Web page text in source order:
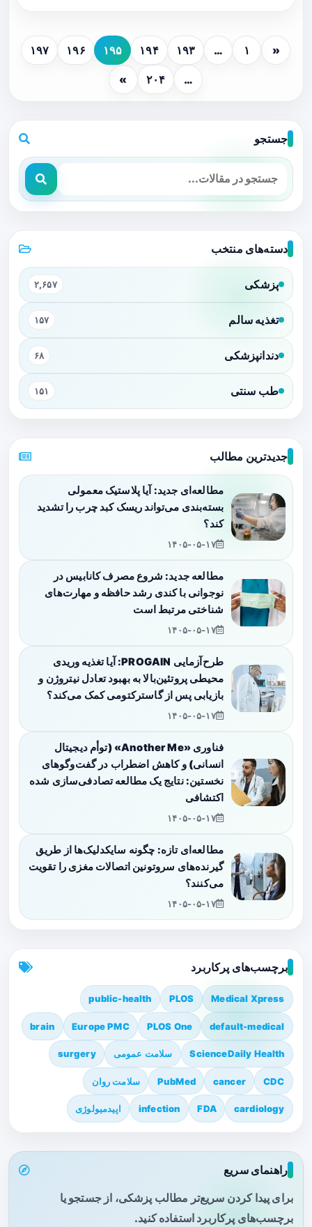
« ۱ … ۱۹۳ ۱۹۴ ۱۹۵ ۱۹۶ ۱۹۷
… ۲۰۴ »
جستجو
دسته‌های منتخب
پزشکی ۲,۶۵۷
تغذیه سالم ۱۵۷
دندانپزشکی ۶۸
طب سنتی ۱۵۱
جدیدترین مطالب
مطالعه‌ای جدید: آیا پلاستیک معمولی
بسته‌بندی می‌تواند ریسک کبد چرب را تشدید
کند؟
۱۴۰۵-۰۵-۱۷
مطالعه جدید: شروع مصرف کانابیس در
نوجوانی با کندی رشد حافظه و مهارت‌های
شناختی مرتبط است
۱۴۰۵-۰۵-۱۷
طرح‌آزمایی PROGAIN: آیا تغذیه وریدی
محیطی پروتئین‌بالا به بهبود تعادل نیتروژن و
بازیابی پس از گاسترکتومی کمک می‌کند؟
۱۴۰۵-۰۵-۱۷
فناوری «Another Me» (توأم دیجیتال
انسانی) و کاهش اضطراب در گفت‌وگوهای
نخستین: نتایج یک مطالعه تصادفی‌سازی شده
اکتشافی
۱۴۰۵-۰۵-۱۷
مطالعه‌ای تازه: چگونه سایکدلیک‌ها از طریق
گیرنده‌های سروتونین اتصالات مغزی را تقویت
می‌کنند؟
۱۴۰۵-۰۵-۱۷
برچسب‌های پرکاربرد
Medical Xpress
PLOS
public-health
default-medical
PLOS One
Europe PMC
brain
ScienceDaily Health سلامت عمومی surgery
CDC
cancer
PubMed سلامت روان
cardiology
FDA
infection اپیدمیولوژی
راهنمای سریع
برای پیدا کردن سریع‌تر مطالب پزشکی، از جستجو یا
برچسب‌های پرکاربرد استفاده کنید.